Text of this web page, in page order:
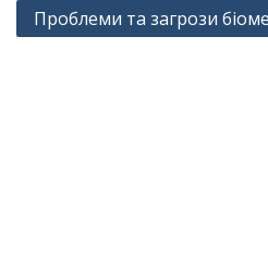
Проблеми та загрози